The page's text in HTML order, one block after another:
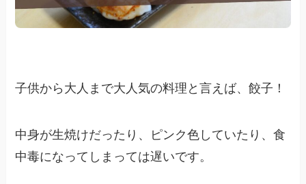
子供から大人まで大人気の料理と言えば、餃子！
中身が生焼けだったり、ピンク色していたり、食
中毒になってしまっては遅いです。